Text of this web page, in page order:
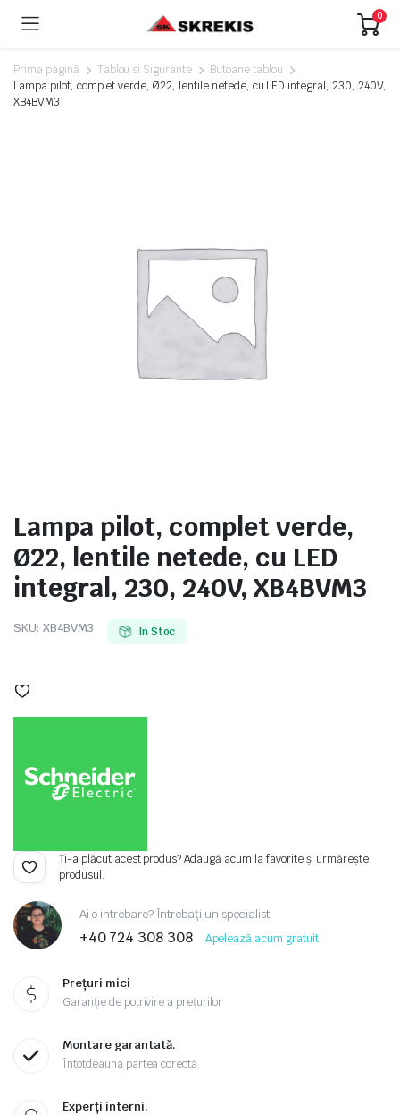
0
Prima pagină Tablou si Sigurante
Butoane tablou
Lampa pilot, complet verde, Ø22, lentile netede, cu LED integral, 230, 240V,
XB4BVM3
Lampa pilot, complet verde,
Ø22, lentile netede, cu LED
integral, 230, 240V, XB4BVM3
SKU: XB4BVM3 In Stoc
Ți-a plăcut acest produs? Adaugă acum la favorite și urmărește
produsul.
Ai o intrebare? Întrebați un specialist
+40 724 308 308 Apelează acum gratuit
Prețuri mici
Garanție de potrivire a prețurilor
Montare garantată.
Întotdeauna partea corectă
Experți interni.